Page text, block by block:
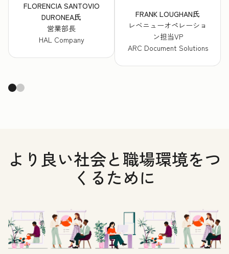
FLORENCIA SANTOVIO
DURONEA氏
営業部長
HAL Company
FRANK LOUGHAN氏
レベニューオペレーショ
ン担当VP
ARC Document Solutions
より良い社会と職場環境をつ
くるために